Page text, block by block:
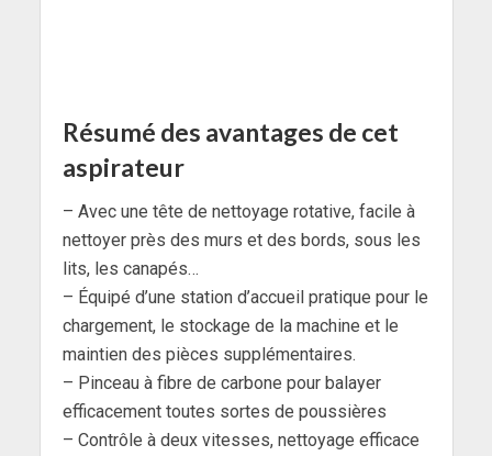
Résumé des avantages de cet
aspirateur
– Avec une tête de nettoyage rotative, facile à
nettoyer près des murs et des bords, sous les
lits, les canapés…
– Équipé d’une station d’accueil pratique pour le
chargement, le stockage de la machine et le
maintien des pièces supplémentaires.
– Pinceau à fibre de carbone pour balayer
efficacement toutes sortes de poussières
– Contrôle à deux vitesses, nettoyage efficace